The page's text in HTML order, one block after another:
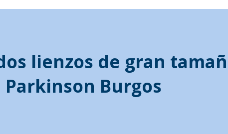
lienzos de gran
Parkinson Burgos